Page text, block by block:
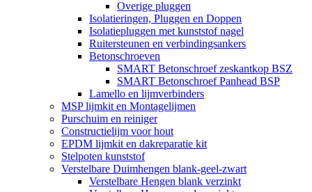
Overige pluggen
Isolatieringen, Pluggen en Doppen
Isolatiepluggen met kunststof nagel
Ruitersteunen en verbindingsankers
Betonschroeven
SMART Betonschroef zeskantkop BSZ
SMART Betonschroef Panhead BSP
Lamello en lijmverbinders
MSP lijmkit en Montagelijmen
Purschuim en reiniger
Constructielijm voor hout
EPDM lijmkit en dakreparatie kit
Stelpoten kunststof
Verstelbare Duimhengen blank-geel-zwart
Verstelbare Hengen blank verzinkt